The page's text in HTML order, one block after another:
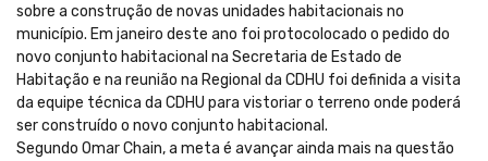
sobre a construção de novas unidades habitacionais no
município. Em janeiro deste ano foi protocolocado o pedido do
novo conjunto habitacional na Secretaria de Estado de
Habitação e na reunião na Regional da CDHU foi definida a visita
da equipe técnica da CDHU para vistoriar o terreno onde poderá
ser construído o novo conjunto habitacional.
Segundo Omar Chain, a meta é avançar ainda mais na questão